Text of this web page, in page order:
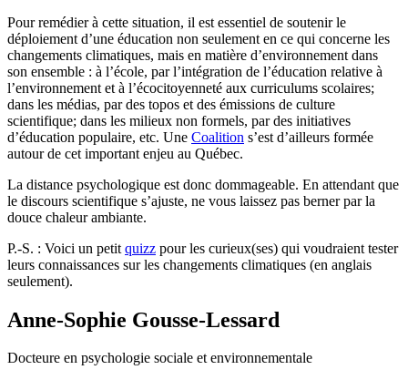
Pour remédier à cette situation, il est essentiel de soutenir le
déploiement d’une éducation non seulement en ce qui concerne les
changements climatiques, mais en matière d’environnement dans
son ensemble : à l’école, par l’intégration de l’éducation relative à
l’environnement et à l’écocitoyenneté aux curriculums scolaires;
dans les médias, par des topos et des émissions de culture
scientifique; dans les milieux non formels, par des initiatives
d’éducation populaire, etc. Une Coalition s’est d’ailleurs formée
autour de cet important enjeu au Québec.
La distance psychologique est donc dommageable. En attendant que
le discours scientifique s’ajuste, ne vous laissez pas berner par la
douce chaleur ambiante.
P.-S. : Voici un petit quizz pour les curieux(ses) qui voudraient tester
leurs connaissances sur les changements climatiques (en anglais
seulement).
Anne-Sophie Gousse-Lessard
Docteure en psychologie sociale et environnementale